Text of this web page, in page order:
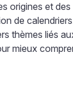
origines et
de
thèmes liés
mieux